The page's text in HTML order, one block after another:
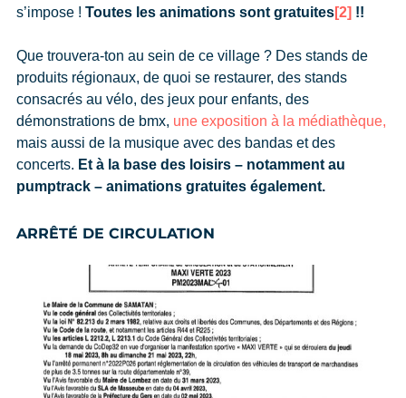
s’impose ! Toutes les animations sont gratuites[2] !!
Que trouvera-ton au sein de ce village ? Des stands de
produits régionaux, de quoi se restaurer, des stands
consacrés au vélo, des jeux pour enfants, des
démonstrations de bmx, une exposition à la médiathèque,
mais aussi de la musique avec des bandas et des
concerts. Et à la base des loisirs – notamment au
pumptrack – animations gratuites également.
ARRÊTÉ DE CIRCULATION